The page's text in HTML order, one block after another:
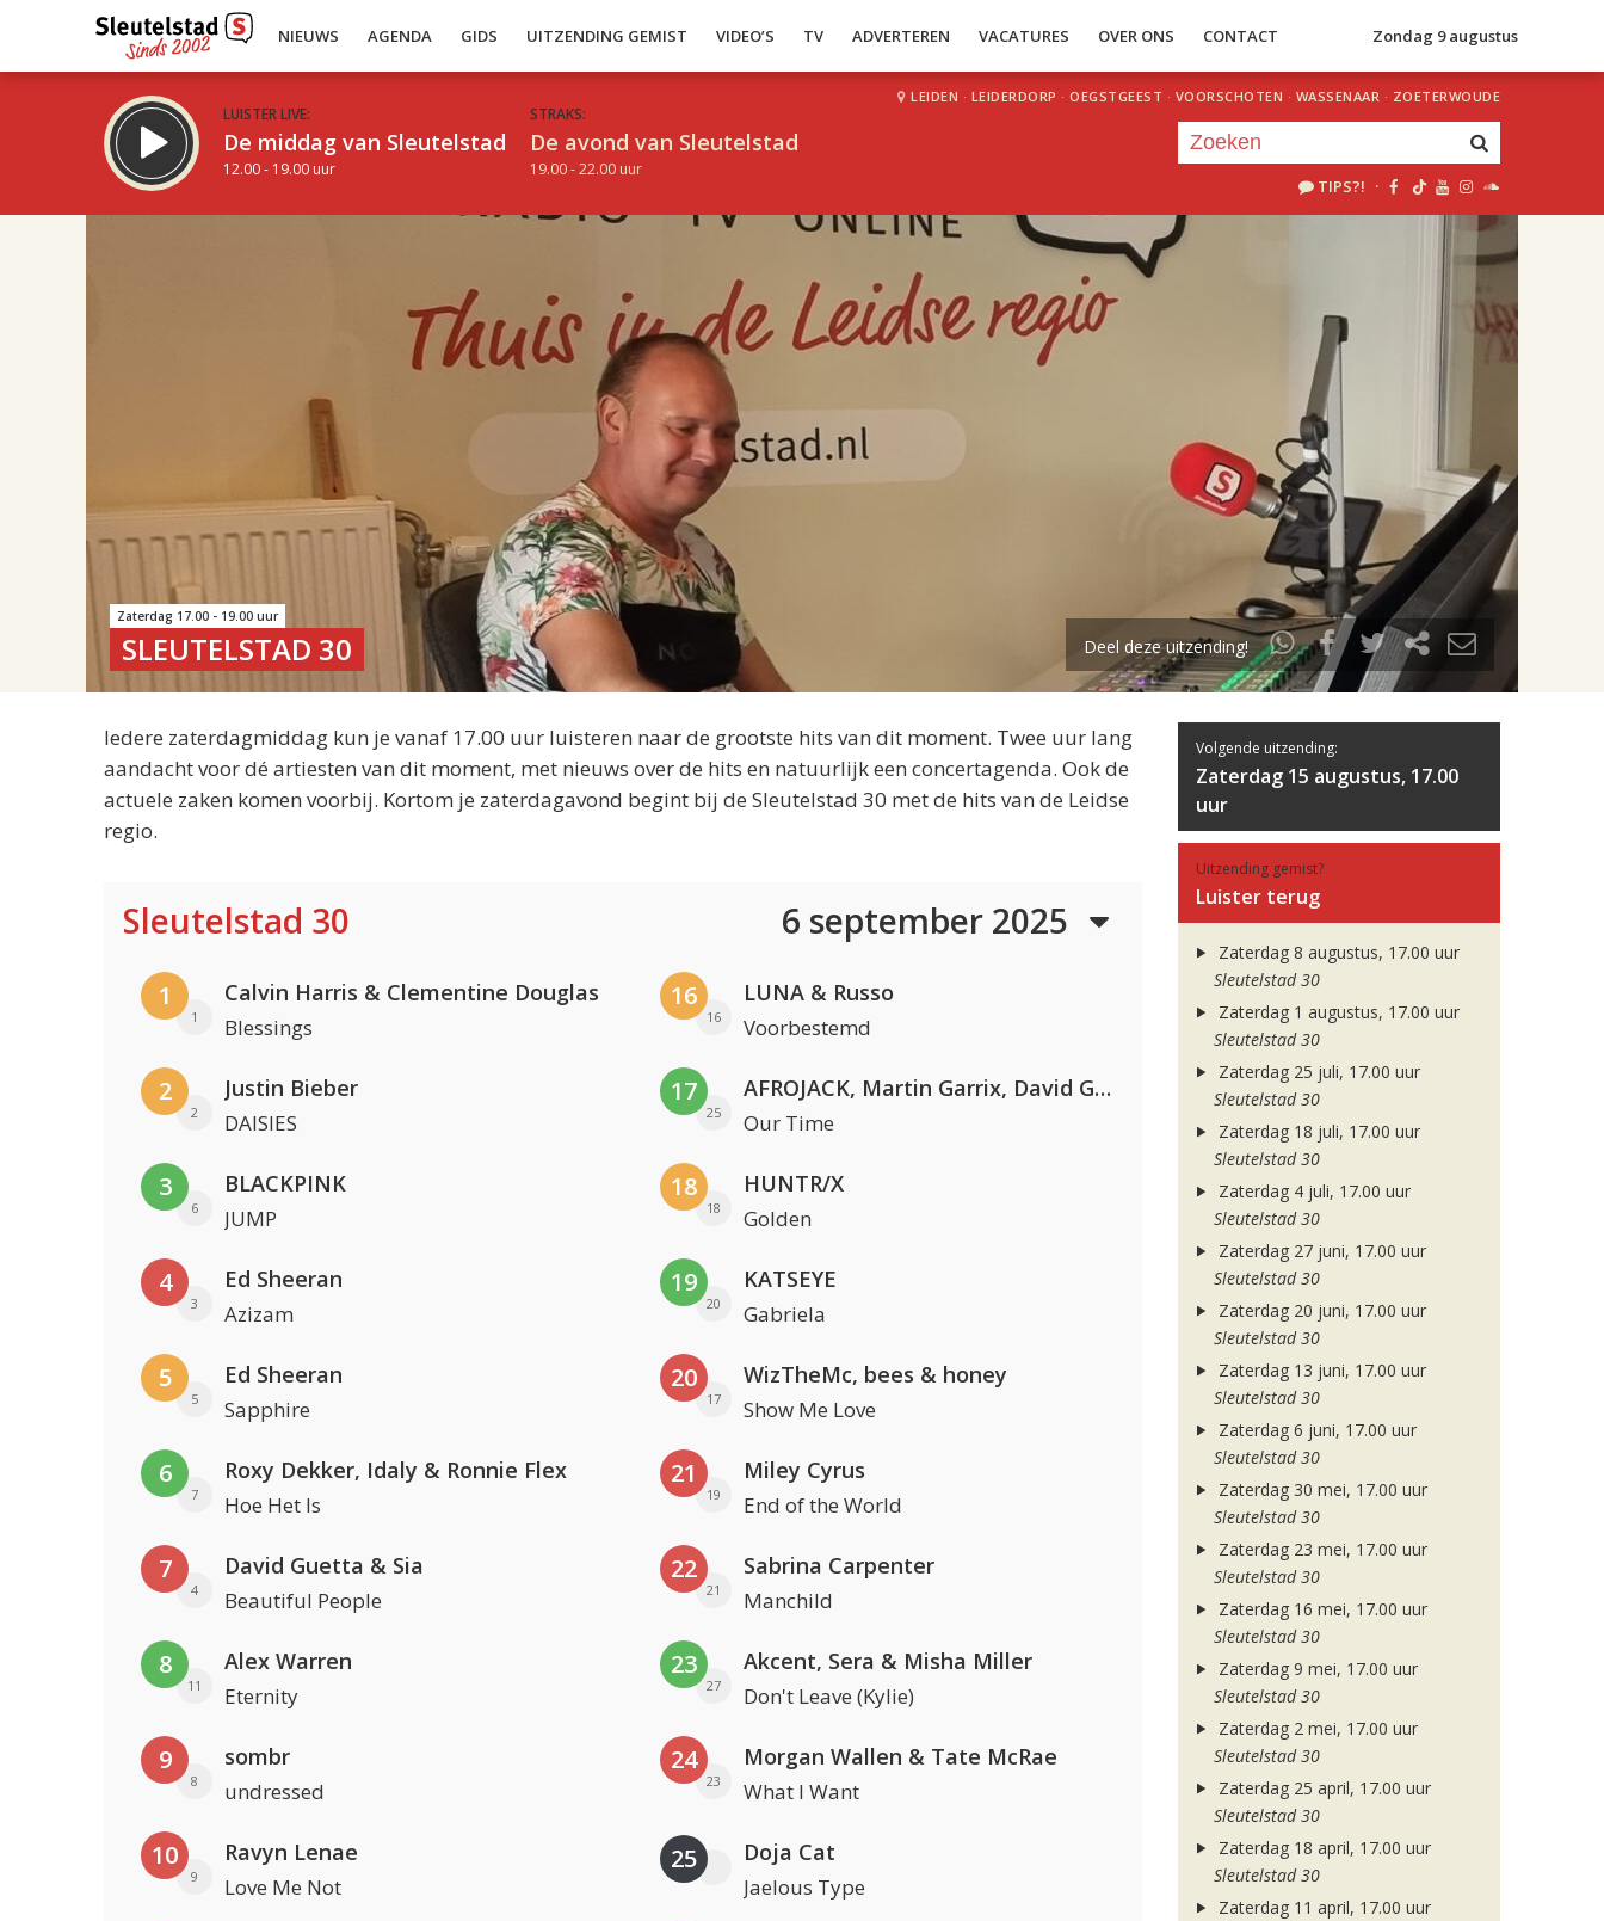
NIEUWS AGENDA GIDS UITZENDING GEMIST VIDEO’S TV ADVERTEREN VACATURES OVER ONS CONTACT Zondag 9 augustus
LUISTER LIVE:
De middag van Sleutelstad
12.00 - 19.00 uur
STRAKS:
De avond van Sleutelstad
19.00 - 22.00 uur
LEIDEN · LEIDERDORP · OEGSTGEEST · VOORSCHOTEN · WASSENAAR · ZOETERWOUDE
TIPS?! ·
uur 1 van 2
Volgend uur
Zaterdag 17.00 - 19.00 uur
SLEUTELSTAD 30 Deel deze uitzending!
Iedere zaterdagmiddag kun je vanaf 17.00 uur luisteren naar de grootste hits van dit moment. Twee uur lang
aandacht voor dé artiesten van dit moment, met nieuws over de hits en natuurlijk een concertagenda. Ook de
actuele zaken komen voorbij. Kortom je zaterdagavond begint bij de Sleutelstad 30 met de hits van de Leidse
regio.
Sleutelstad 30 6 september 2025
1
1
Calvin Harris & Clementine Douglas
Blessings
2
2
Justin Bieber
DAISIES
3
6
BLACKPINK
JUMP
4
3
Ed Sheeran
Azizam
5
5
Ed Sheeran
Sapphire
6
7
Roxy Dekker, Idaly & Ronnie Flex
Hoe Het Is
7
4
David Guetta & Sia
Beautiful People
8
11
Alex Warren
Eternity
9
8
sombr
undressed
10
9
Ravyn Lenae
Love Me Not
16
16
LUNA & Russo
Voorbestemd
17
25
AFROJACK, Martin Garrix, David Guetta & Amél
Our Time
18
18
HUNTR/X
Golden
19
20
KATSEYE
Gabriela
20
17
WizTheMc, bees & honey
Show Me Love
21
19
Miley Cyrus
End of the World
22
21
Sabrina Carpenter
Manchild
23
27
Akcent, Sera & Misha Miller
Don't Leave (Kylie)
24
23
Morgan Wallen & Tate McRae
What I Want
25 Doja Cat
Jaelous Type
Volgende uitzending:
Zaterdag 15 augustus, 17.00
uur
Uitzending gemist?
Luister terug
Zaterdag 8 augustus, 17.00 uur
Sleutelstad 30
Zaterdag 1 augustus, 17.00 uur
Sleutelstad 30
Zaterdag 25 juli, 17.00 uur
Sleutelstad 30
Zaterdag 18 juli, 17.00 uur
Sleutelstad 30
Zaterdag 4 juli, 17.00 uur
Sleutelstad 30
Zaterdag 27 juni, 17.00 uur
Sleutelstad 30
Zaterdag 20 juni, 17.00 uur
Sleutelstad 30
Zaterdag 13 juni, 17.00 uur
Sleutelstad 30
Zaterdag 6 juni, 17.00 uur
Sleutelstad 30
Zaterdag 30 mei, 17.00 uur
Sleutelstad 30
Zaterdag 23 mei, 17.00 uur
Sleutelstad 30
Zaterdag 16 mei, 17.00 uur
Sleutelstad 30
Zaterdag 9 mei, 17.00 uur
Sleutelstad 30
Zaterdag 2 mei, 17.00 uur
Sleutelstad 30
Zaterdag 25 april, 17.00 uur
Sleutelstad 30
Zaterdag 18 april, 17.00 uur
Sleutelstad 30
Zaterdag 11 april, 17.00 uur